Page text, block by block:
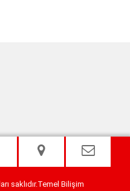
saklıdır.Temel Bilişim